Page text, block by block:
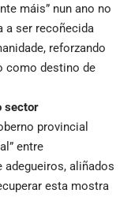
máis” nun ano no
a ser recoñecida
reforzando
como destino de
sector
provincial
entre
adegueiros, aliñados
esta mostra